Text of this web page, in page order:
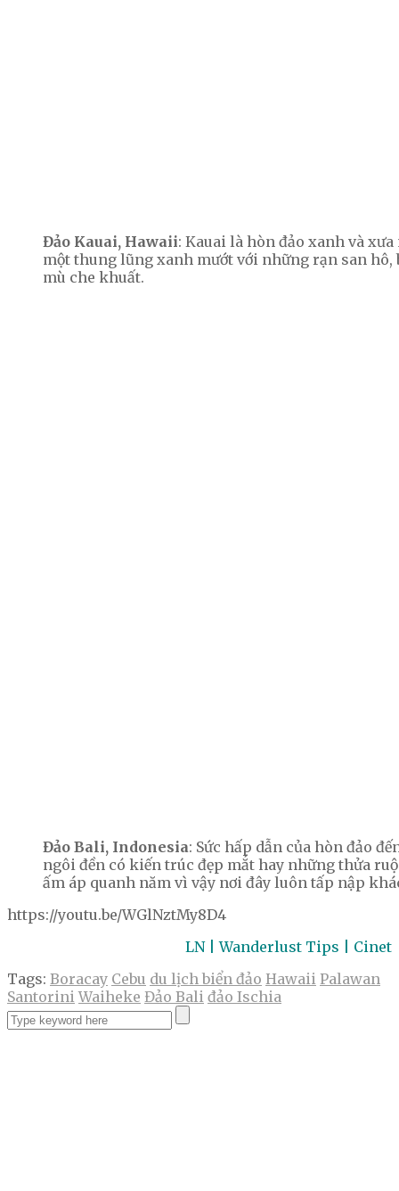
Đảo Kauai, Hawaii: Kauai là hòn đảo xanh và
một thung lũng xanh mướt với những rạn san
mù che khuất.
Đảo Bali, Indonesia: Sức hấp dẫn của hòn đảo
ngôi đền có kiến trúc đẹp mắt hay những thửa
ấm áp quanh năm vì vậy nơi đây luôn tấp nập
https://youtu.be/WGlNztMy8D4
LN | Wanderlust Tips | Cinet
Tags: Boracay Cebu du lịch biển đảo Hawaii Palawan
Santorini Waiheke Đảo Bali đảo Ischia